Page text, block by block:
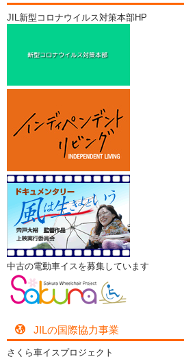
JIL新型コロナウイルス対策本部HP
中古の電動車イスを募集しています
JILの国際協力事業
さくら車イスプロジェクト